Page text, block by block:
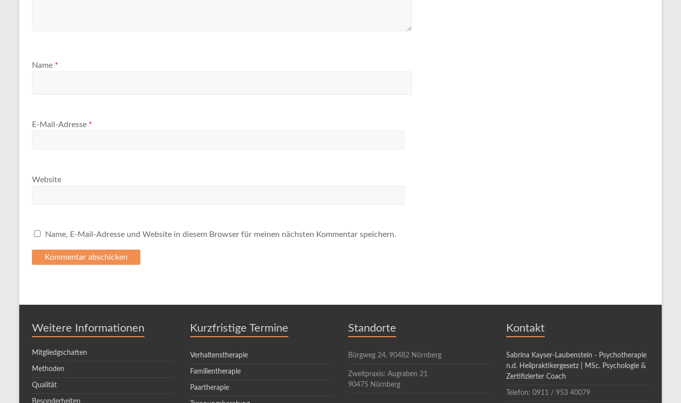
Name *
E-Mail-Adresse *
Website
Name, E-Mail-Adresse und Website in diesem Browser für meinen nächsten Kommentar speichern.
Weitere Informationen
Mitgliedgschaften
Methoden
Qualität
Kurzfristige Termine
Verhaltenstherapie
Familientherapie
Paartherapie
Standorte
Bürgweg 24, 90482 Nürnberg
Zweitpraxis: Augraben 21
90475 Nürnberg
Kontakt
Sabrina Kayser-Laubenstein - Psychotherapie
n.d. Heilpraktikergesetz | MSc. Psychologie &
Zertifizierter Coach
Telefon: 0911 / 953 40079